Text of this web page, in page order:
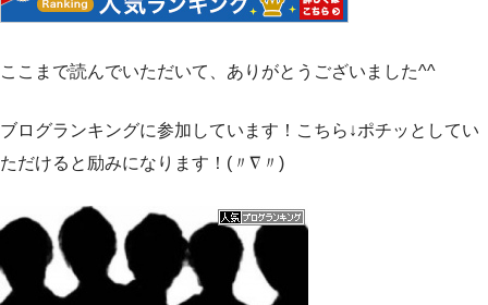
ここまで読んでいただいて、ありがとうございました^^
ブログランキングに参加しています！こちら↓ポチッとしてい
ただけると励みになります！(〃∇〃)